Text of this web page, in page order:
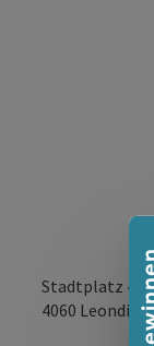
Stadtplatz 44
4060 Leonding